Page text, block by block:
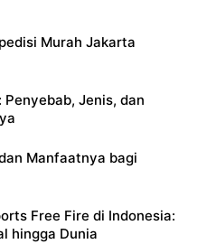
Murah Jakarta
Jenis, dan
Manfaatnya bagi
Free Fire di Indonesia:
hingga Dunia